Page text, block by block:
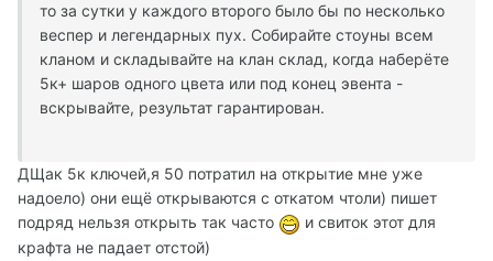
то за сутки у каждого второго было бы по несколько
веспер и легендарных пух. Собирайте стоуны всем
кланом и складывайте на клан склад, когда наберёте
5к+ шаров одного цвета или под конец эвента -
вскрывайте, результат гарантирован.
ДЩак 5к ключей,я 50 потратил на открытие мне уже
надоело) они ещё открываются с откатом чтоли) пишет
подряд нельзя открыть так часто
и свиток этот для
крафта не падает отстой)